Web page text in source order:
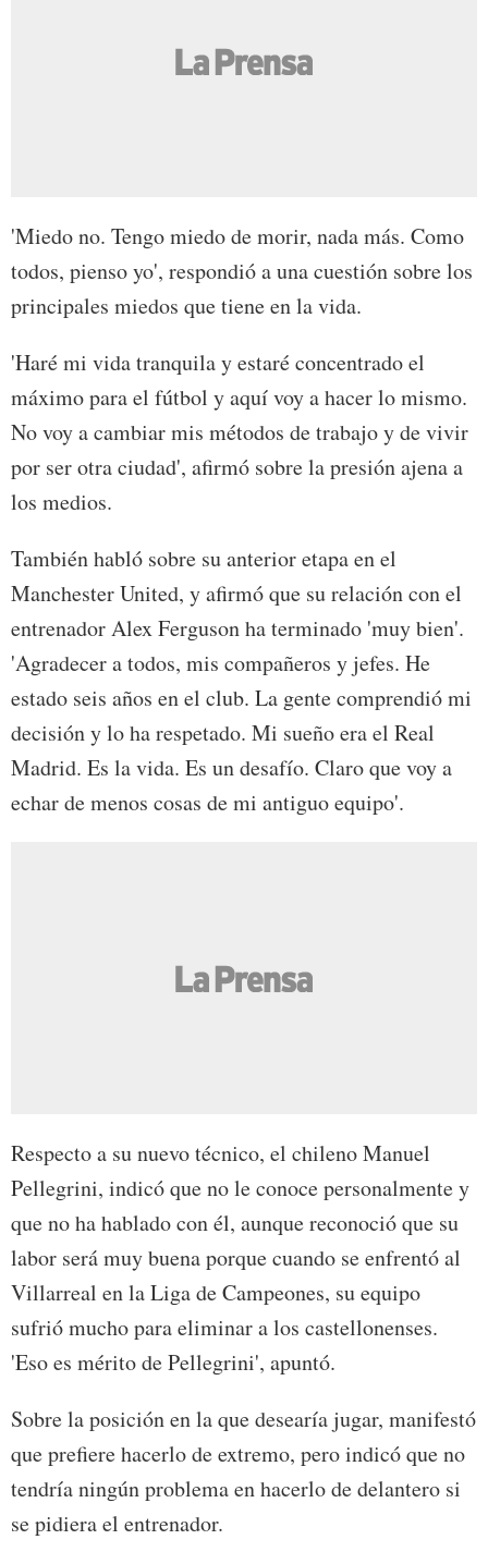
'Miedo no. Tengo miedo de morir, nada más. Como
todos, pienso yo', respondió a una cuestión sobre los
principales miedos que tiene en la vida.
'Haré mi vida tranquila y estaré concentrado el
máximo para el fútbol y aquí voy a hacer lo mismo.
No voy a cambiar mis métodos de trabajo y de vivir
por ser otra ciudad', afirmó sobre la presión ajena a
los medios.
También habló sobre su anterior etapa en el
Manchester United, y afirmó que su relación con el
entrenador Alex Ferguson ha terminado 'muy bien'.
'Agradecer a todos, mis compañeros y jefes. He
estado seis años en el club. La gente comprendió mi
decisión y lo ha respetado. Mi sueño era el Real
Madrid. Es la vida. Es un desafío. Claro que voy a
echar de menos cosas de mi antiguo equipo'.
Respecto a su nuevo técnico, el chileno Manuel
Pellegrini, indicó que no le conoce personalmente y
que no ha hablado con él, aunque reconoció que su
labor será muy buena porque cuando se enfrentó al
Villarreal en la Liga de Campeones, su equipo
sufrió mucho para eliminar a los castellonenses.
'Eso es mérito de Pellegrini', apuntó.
Sobre la posición en la que desearía jugar, manifestó
que prefiere hacerlo de extremo, pero indicó que no
tendría ningún problema en hacerlo de delantero si
se pidiera el entrenador.